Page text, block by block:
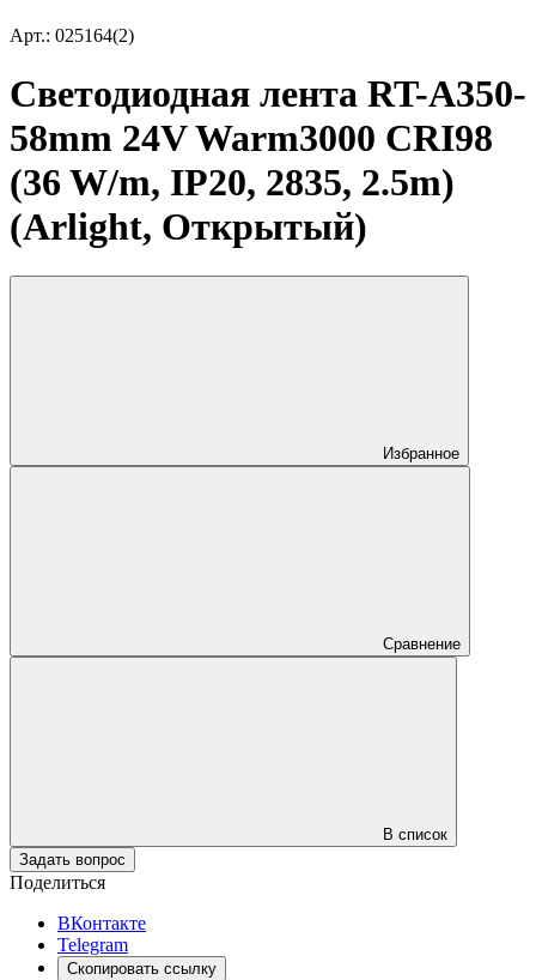
Арт.: 025164(2)
Светодиодная лента RT-A350-
58mm 24V Warm3000 CRI98
(36 W/m, IP20, 2835, 2.5m)
(Arlight, Открытый)
Избранное
Сравнение
В список
Задать вопрос
Поделиться
ВКонтакте
Telegram
Скопировать ссылку